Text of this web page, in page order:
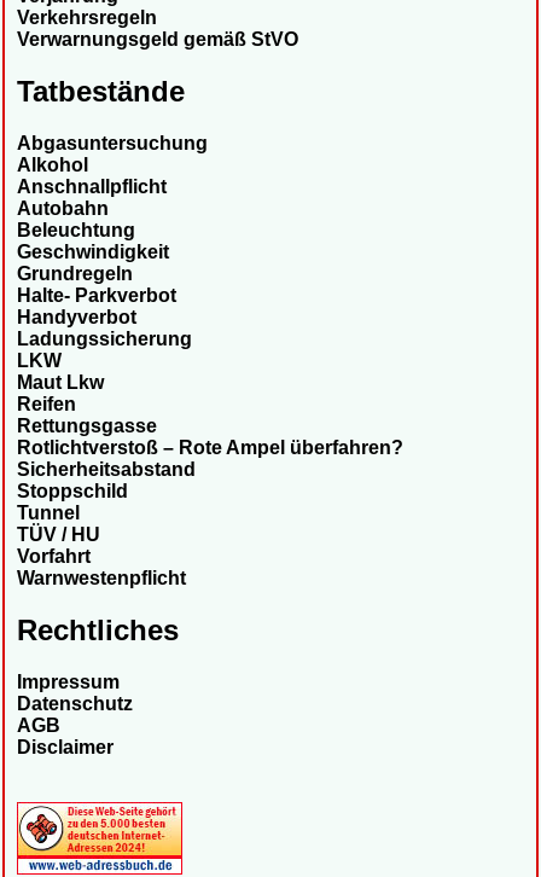
Verkehrsregeln
Verwarnungsgeld gemäß StVO
Tatbestände
Abgasuntersuchung
Alkohol
Anschnallpflicht
Autobahn
Beleuchtung
Geschwindigkeit
Grundregeln
Halte- Parkverbot
Handyverbot
Ladungssicherung
LKW
Maut Lkw
Reifen
Rettungsgasse
Rotlichtverstoß – Rote Ampel überfahren?
Sicherheitsabstand
Stoppschild
Tunnel
TÜV / HU
Vorfahrt
Warnwestenpflicht
Rechtliches
Impressum
Datenschutz
AGB
Disclaimer